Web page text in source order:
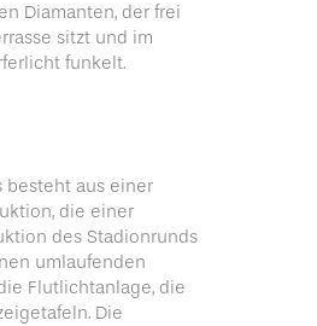
Diamanten, der frei
sitzt und im
funkelt.
besteht aus einer
die einer
des Stadionrunds
umlaufenden
Flutlichtanlage, die
Die